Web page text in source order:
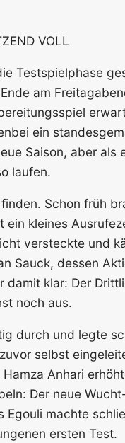
VOLL
Testspielphase
am
ein
Saison, aber
laufen.
Schon früh
kleines
versteckte und
Sauck, dessen
klar: Der
noch aus.
durch und legte
selbst
Anhari
Der neue
Egouli machte
ersten Test.